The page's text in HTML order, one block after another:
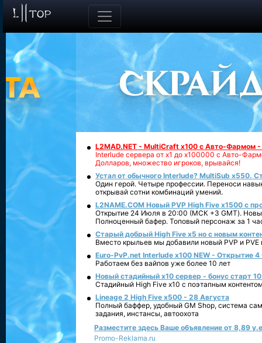
L2MAD.NET - MultiCraft x100 с Авто-Фармом
Interlude сервера от х1 до х100000 с Авто-
Долларов, множество игроков, врывайся!
Устал от обычного Interlude? MultiSub x550.
Один герой. Четыре профессии. Переноси
открывай сотни комбинаций умений.
L2NAME.COM Новый PVP High Five x1500 с
Открытие 24 Июля в 20:00 (МСК +3 GMT).
Полноценный бафер. Топовый персонаж за 1
Старый добрый High Five x5 но с новым
Вместо крыльев мы добавили новый PVP и PVE
Euro-PvP.net Interlude х100 NEW - Открытие 4
Работаем без вайпов уже более 10 лет
Новый стадийный х10 сервер - бонус старт
Стадийный High Five x10 с поэтапным
Lineage 2 High Five x500 - 28 Августа
Полный баффер, удобный GM Shop, система
задания, инстансы, автоохота
Разместите здесь Ваше объявление от 8,89
Promo-Reklama.ru